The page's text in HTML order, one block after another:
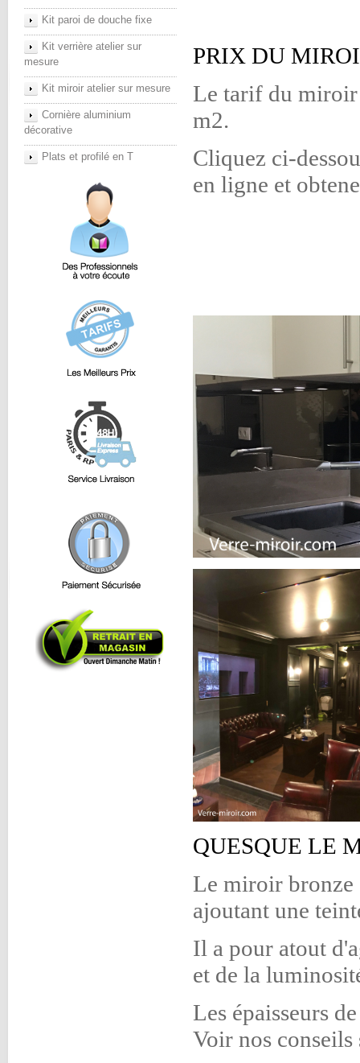
Kit paroi de douche fixe
Kit verrière atelier sur
mesure
Kit miroir atelier sur mesure
Cornière aluminium
décorative
Plats et profilé en T
PRIX DU
Le tarif du miroir
m2.
Cliquez ci-
en ligne et
QUESQUE LE
Le miroir bronze
ajoutant une
Il a pour atout
et de la
Les épaisseurs
Voir nos